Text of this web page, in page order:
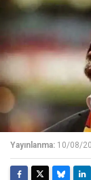
Yayınlanma: 10/08/